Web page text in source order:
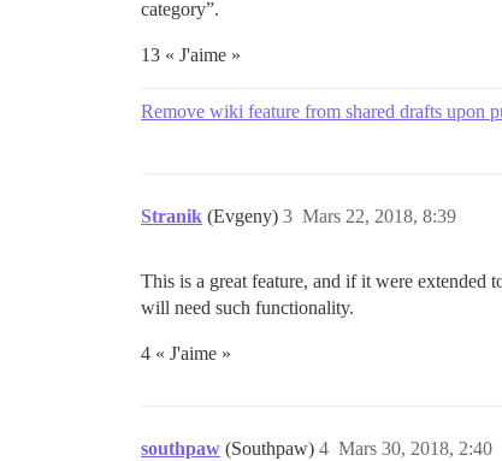
category”.
13 « J'aime »
Remove wiki feature from shared drafts upon
Stranik (Evgeny) Mars 22, 2018, 8:39
3
This is a great feature, and if it were extended
will need such functionality.
4 « J'aime »
southpaw (Southpaw) Mars 30, 2018, 2:40
4